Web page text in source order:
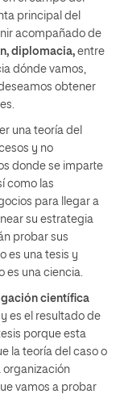
principal del
acompañado de
diplomacia, entre
dónde vamos,
obtener
una teoría del
y no
donde se imparte
como las
para llegar a
su estrategia
probar sus
es una tesis y
es una ciencia.
científica
es el resultado de
porque esta
la teoría del caso o
organización
vamos a probar